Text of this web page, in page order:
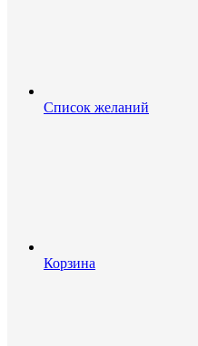
Список желаний
Корзина